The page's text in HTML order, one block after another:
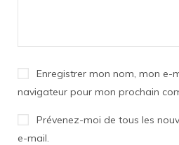
Enregistrer mon nom, mon e-
navigateur pour mon prochain
Prévenez-moi de tous les
e-mail.